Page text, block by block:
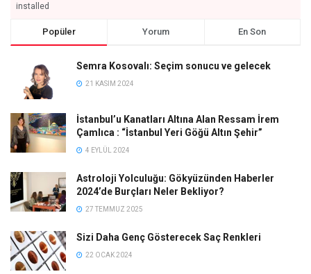
installed
Popüler Yorum En Son
Semra Kosovalı: Seçim sonucu ve gelecek
21 KASIM 2024
İstanbul’u Kanatları Altına Alan Ressam İrem
Çamlıca : “İstanbul Yeri Göğü Altın Şehir”
4 EYLÜL 2024
Astroloji Yolculuğu: Gökyüzünden Haberler
2024’de Burçları Neler Bekliyor?
27 TEMMUZ 2025
Sizi Daha Genç Gösterecek Saç Renkleri
22 OCAK 2024